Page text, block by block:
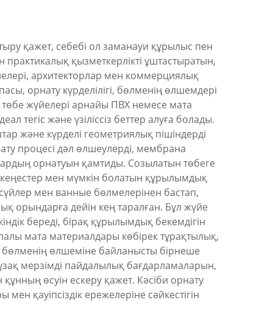
қажет, себебі ол заманауи құрылыс пен
қызметкерлікті ұштастыратын,
архитекторлар мен коммерциялық
орнату күрделілігі, бөлменің өлшемдері
төбе жүйелері арнайы ПВХ немесе мата
және үзіліссіз беттер алуға болады.
және күрделі геометриялық пішіндерді
процесі дәл өлшеулерді, мембрана
орнатуын қамтиды. Созылатын төбеге
мен мүмкін болатын құрылымдық
мен ванные бөлмелерінен бастап,
орындарға дейін кең таралған. Бұл жүйе
береді, бірақ құрылымдық бекемдігін
мата материалдары көбірек тұрақтылық,
бөлменің өлшеміне байланысты бірнеше
мерзімді пайдалылық бағдарламаларын,
өсуін ескеру қажет. Кәсіби орнату
қауіпсіздік ережелеріне сәйкестігін